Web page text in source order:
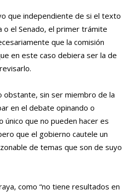
que independiente de si el texto
o el Senado, el primer trámite
que la comisión
en este caso debiera ser la de
obstante, sin ser miembro de la
en el debate opinando o
único que no pueden hacer es
que el gobierno cautele un
de temas que son de suyo
como “no tiene resultados en